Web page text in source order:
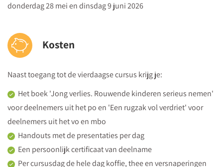
donderdag 28 mei en dinsdag 9 juni 2026
Kosten
Naast toegang tot de vierdaagse cursus krijg je:
Het boek 'Jong verlies. Rouwende kinderen serieus nemen'
voor deelnemers uit het po en 'Een rugzak vol verdriet' voor
deelnemers uit het vo en mbo
Handouts met de presentaties per dag
Een persoonlijk certificaat van deelname
Per cursusdag de hele dag koffie, thee en versnaperingen